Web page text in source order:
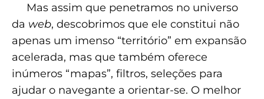
Mas assim que penetramos no universo
da web, descobrimos que ele constitui não
apenas um imenso “território” em expansão
acelerada, mas que também oferece
inúmeros “mapas”, filtros, seleções para
ajudar o navegante a orientar-se. O melhor